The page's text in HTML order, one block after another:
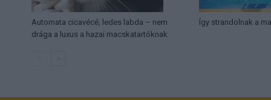
Automata cicavécé, ledes labda – nem
drága a luxus a hazai macskatartóknak
Így strandolnak a